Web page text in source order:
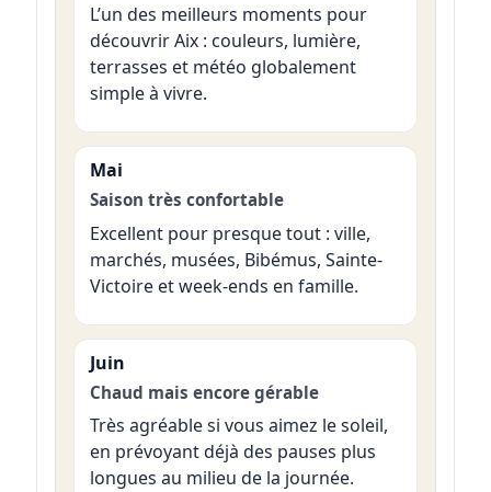
L’un des meilleurs moments pour
découvrir Aix : couleurs, lumière,
terrasses et météo globalement
simple à vivre.
Mai
Saison très confortable
Excellent pour presque tout : ville,
marchés, musées, Bibémus, Sainte-
Victoire et week-ends en famille.
Juin
Chaud mais encore gérable
Très agréable si vous aimez le soleil,
en prévoyant déjà des pauses plus
longues au milieu de la journée.